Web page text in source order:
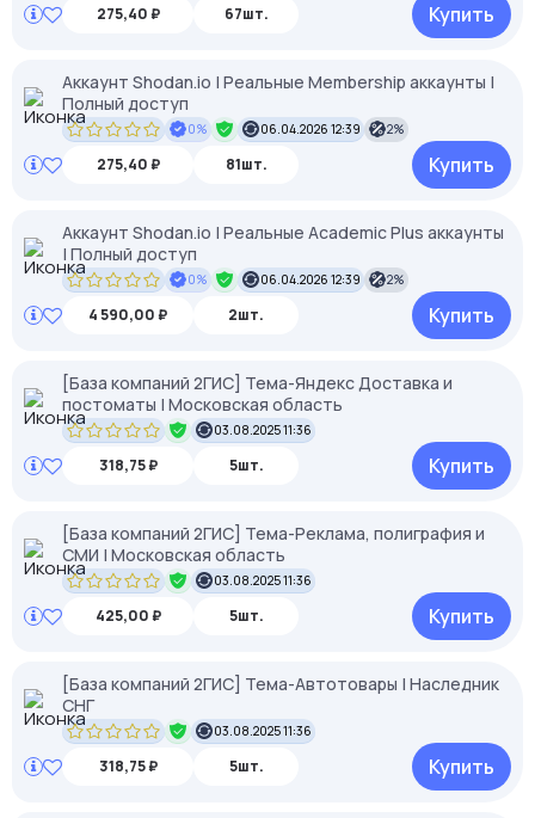
275,40 ₽ 67шт. Купить
Аккаунт Shodan.io | Реальные Membership аккаунты |
Полный доступ
0% 06.04.2026 12:39 2%
275,40 ₽ 81шт. Купить
Аккаунт Shodan.io | Реальные Academic Plus аккаунты
| Полный доступ
0% 06.04.2026 12:39 2%
4 590,00 ₽ 2шт. Купить
[База компаний 2ГИС] Тема-Яндекс Доставка и
постоматы | Московская область
03.08.2025 11:36
318,75 ₽ 5шт. Купить
[База компаний 2ГИС] Тема-Реклама, полиграфия и
СМИ | Московская область
03.08.2025 11:36
425,00 ₽ 5шт. Купить
[База компаний 2ГИС] Тема-Автотовары | Наследник
СНГ
03.08.2025 11:36
318,75 ₽ 5шт. Купить